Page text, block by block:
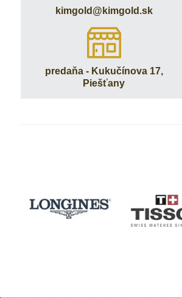
kimgold​@kimgold​.sk
predaňa - Kukučínova 17,
Piešťany